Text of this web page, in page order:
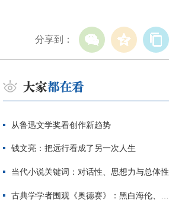
分享到：
从鲁迅文学奖看创作新趋势
钱文亮：把远行看成了另一次人生
当代小说关键词：对话性、思想力与总体性
古典学学者围观《奥德赛》：黑白海伦、佩涅罗佩的别针与神秘入侵者